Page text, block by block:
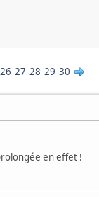
26 27 28 29 30
en effet !